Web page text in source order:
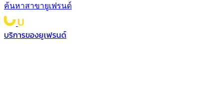
ค้นหาสาขายูเฟรนด์
บริการของยูเฟรนด์